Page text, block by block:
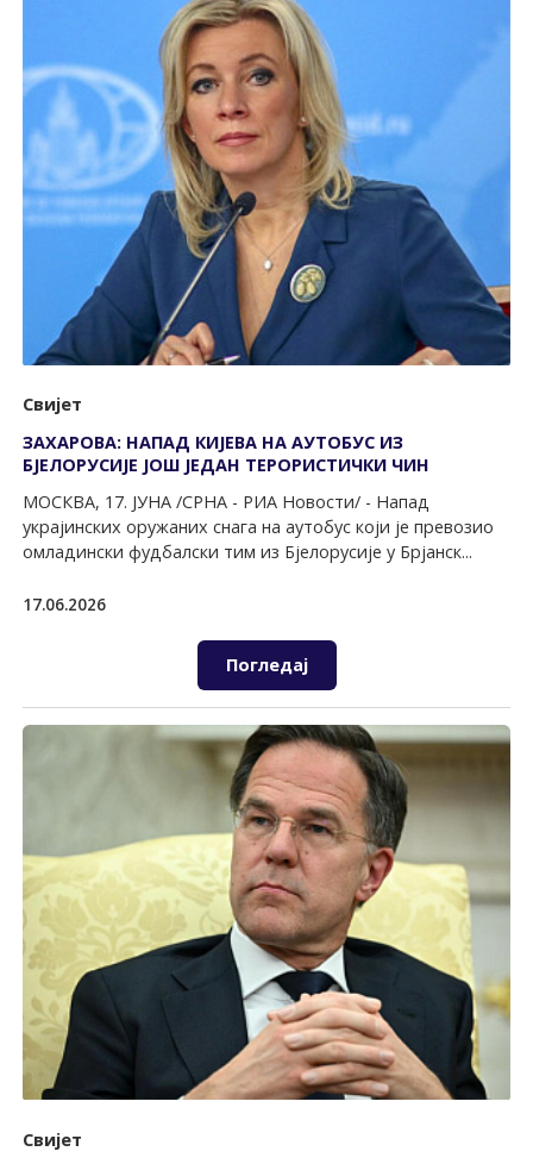
Свијет
ЗАХАРОВА: НАПАД КИЈЕВА НА АУТОБУС ИЗ
БЈЕЛОРУСИЈЕ ЈОШ ЈЕДАН ТЕРОРИСТИЧКИ ЧИН
МОСКВА, 17. ЈУНА /СРНА - РИА Новости/ - Напад
украјинских оружаних снага на аутобус који је превозио
омладински фудбалски тим из Бјелорусије у Брјанск...
17.06.2026
Погледај
Свијет